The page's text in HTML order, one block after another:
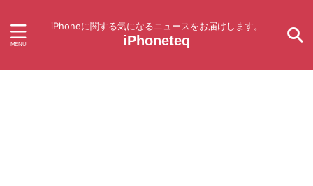
iPhoneに関する気になるニュースをお届けします。
iPhoneteq